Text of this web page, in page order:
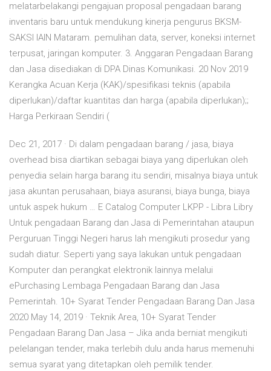
melatarbelakangi pengajuan proposal pengadaan barang
inventaris baru untuk mendukung kinerja pengurus BKSM-
SAKSI IAIN Mataram. pemulihan data, server, koneksi internet
terpusat, jaringan komputer. 3. Anggaran Pengadaan Barang
dan Jasa disediakan di DPA Dinas Komunikasi. 20 Nov 2019
Kerangka Acuan Kerja (KAK)/spesifikasi teknis (apabila
diperlukan)/daftar kuantitas dan harga (apabila diperlukan);;
Harga Perkiraan Sendiri (
Dec 21, 2017 · Di dalam pengadaan barang / jasa, biaya
overhead bisa diartikan sebagai biaya yang diperlukan oleh
penyedia selain harga barang itu sendiri, misalnya biaya untuk
jasa akuntan perusahaan, biaya asuransi, biaya bunga, biaya
untuk aspek hukum … E Catalog Computer LKPP - Libra Libry
Untuk pengadaan Barang dan Jasa di Pemerintahan ataupun
Perguruan Tinggi Negeri harus lah mengikuti prosedur yang
sudah diatur. Seperti yang saya lakukan untuk pengadaan
Komputer dan perangkat elektronik lainnya melalui
ePurchasing Lembaga Pengadaan Barang dan Jasa
Pemerintah. 10+ Syarat Tender Pengadaan Barang Dan Jasa
2020 May 14, 2019 · Teknik Area, 10+ Syarat Tender
Pengadaan Barang Dan Jasa – Jika anda berniat mengikuti
pelelangan tender, maka terlebih dulu anda harus memenuhi
semua syarat yang ditetapkan oleh pemilik tender.